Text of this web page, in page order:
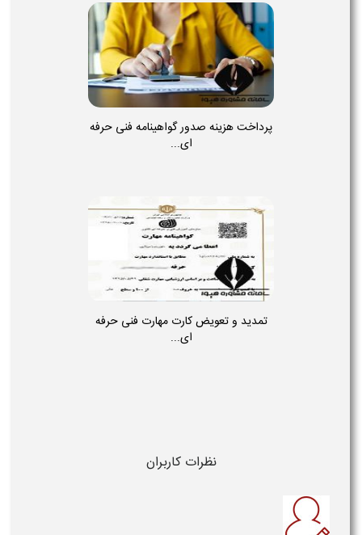
پرداخت هزینه صدور گواهینامه فنی حرفه
ای...
تمدید و تعویض کارت مهارت فنی حرفه
ای...
نظرات کاربران